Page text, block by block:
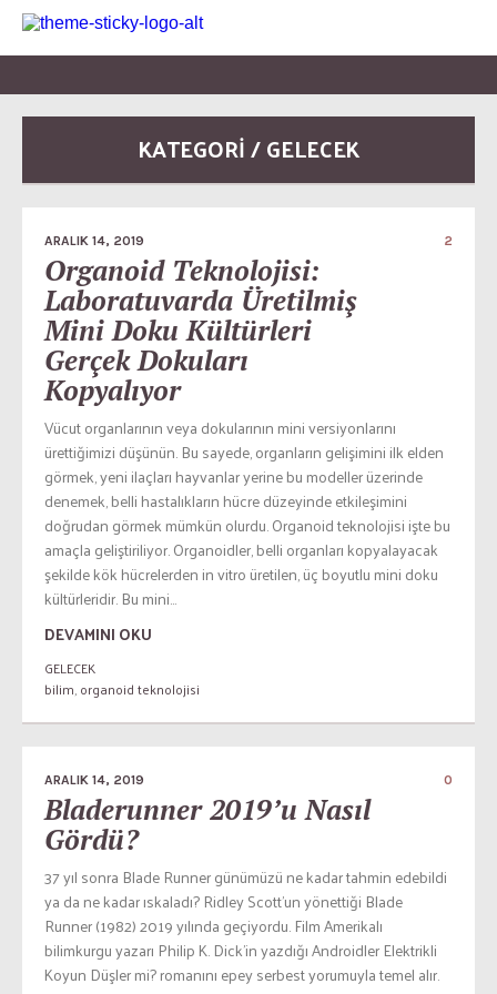
KATEGORI / GELECEK
ARALIK 14, 2019 2
Organoid Teknolojisi:
Laboratuvarda Üretilmiş
Mini Doku Kültürleri
Gerçek Dokuları
Kopyalıyor
Vücut organlarının veya dokularının mini versiyonlarını
ürettiğimizi düşünün. Bu sayede, organların gelişimini ilk elden
görmek, yeni ilaçları hayvanlar yerine bu modeller üzerinde
denemek, belli hastalıkların hücre düzeyinde etkileşimini
doğrudan görmek mümkün olurdu. Organoid teknolojisi işte bu
amaçla geliştiriliyor. Organoidler, belli organları kopyalayacak
şekilde kök hücrelerden in vitro üretilen, üç boyutlu mini doku
kültürleridir. Bu mini...
DEVAMINI OKU
GELECEK
bilim,organoid teknolojisi
ARALIK 14, 2019 0
Bladerunner 2019’u Nasıl
Gördü?
37 yıl sonra Blade Runner günümüzü ne kadar tahmin edebildi
ya da ne kadar ıskaladı? Ridley Scott’un yönettiği Blade
Runner (1982) 2019 yılında geçiyordu. Film Amerikalı
bilimkurgu yazarı Philip K. Dick’in yazdığı Androidler Elektrikli
Koyun Düşler mi? romanını epey serbest yorumuyla temel alır.